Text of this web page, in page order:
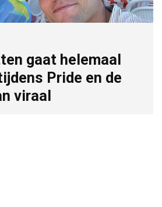
gaat helemaal
Pride en de
viraal